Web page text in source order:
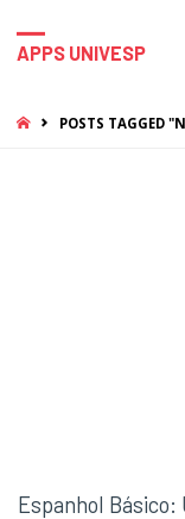
APPS UNIVESP
HOMEPOSTS TAGGED
Espanhol Básico: